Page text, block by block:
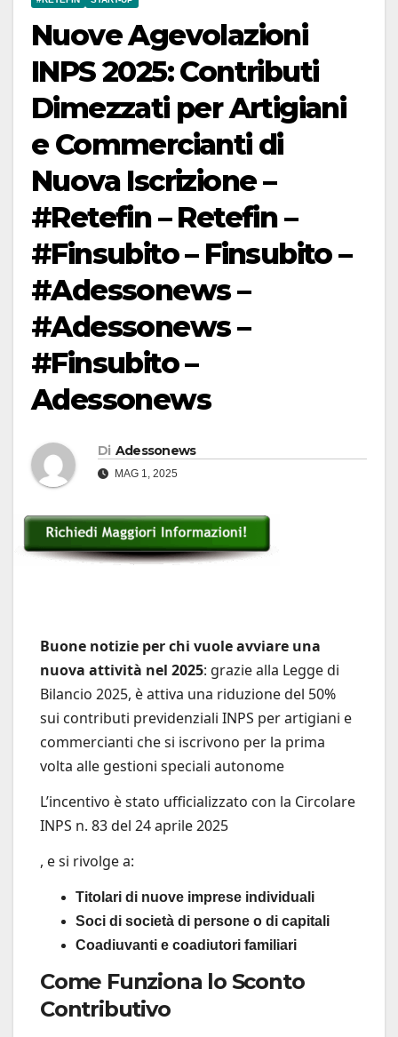
Nuove Agevolazioni
INPS 2025: Contributi
Dimezzati per Artigiani
e Commercianti di
Nuova Iscrizione –
#Retefin – Retefin –
#Finsubito – Finsubito –
#Adessonews –
#Adessonews –
#Finsubito –
Adessonews
Di Adessonews
MAG 1, 2025
Buone notizie per chi vuole avviare una
nuova attività nel 2025: grazie alla Legge di
Bilancio 2025, è attiva una riduzione del 50%
sui contributi previdenziali INPS per artigiani e
commercianti che si iscrivono per la prima
volta alle gestioni speciali autonome
L’incentivo è stato ufficializzato con la Circolare
INPS n. 83 del 24 aprile 2025
, e si rivolge a:
Titolari di nuove imprese individuali
Soci di società di persone o di capitali
Coadiuvanti e coadiutori familiari
Come Funziona lo Sconto
Contributivo